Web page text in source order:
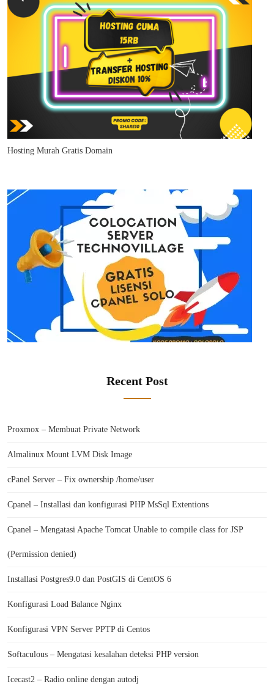
Hosting Murah Gratis Domain
Recent Post
Proxmox – Membuat Private Network
Almalinux Mount LVM Disk Image
cPanel Server – Fix ownership /home/user
Cpanel – Installasi dan konfigurasi PHP MsSql Extentions
Cpanel – Mengatasi Apache Tomcat Unable to compile class for JSP
(Permission denied)
Installasi Postgres9.0 dan PostGIS di CentOS 6
Konfigurasi Load Balance Nginx
Konfigurasi VPN Server PPTP di Centos
Softaculous – Mengatasi kesalahan deteksi PHP version
Icecast2 – Radio online dengan autodj